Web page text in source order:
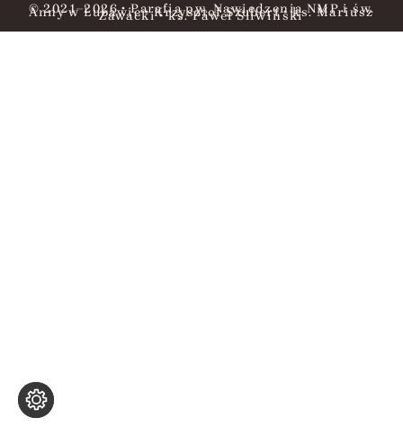
© 2021–2026 • Parafia pw. Nawiedzenia NMP i św.
Anny w Lubawie • Krzysztof Szubert • ks. Mariusz
Zawacki • ks. Paweł Śliwiński